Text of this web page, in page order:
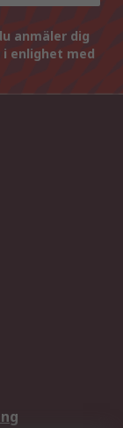
anmäler dig
enlighet med